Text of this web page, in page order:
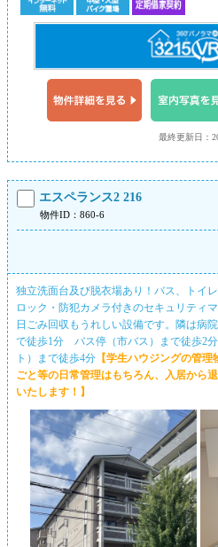
最終更新日：
エスペランス2 216
物件ID：860-6
独立洗面台及び脱衣場あり！バス、トイ
ロック・防犯カメラ付きのセキュリティ
日ごみ回収もうれしい設備です。隣は病
で徒歩1分 バス停（市バス）まで徒歩2
ト）まで徒歩4分【学生ハウジングの管理
ごと等の日常管理はもちろん、入居から
いたします！】